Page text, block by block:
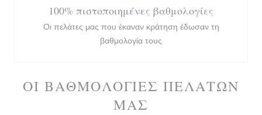
ΟΙ ΒΑΘΜΟΛΟΓΊΕΣ ΠΕΛΑΤΏΝ
ΜΑΣ
100% πιστοποιημένες βαθμολογίες
Οι πελάτες μας που έκαναν κράτηση έδωσαν τη
βαθμολογία τους